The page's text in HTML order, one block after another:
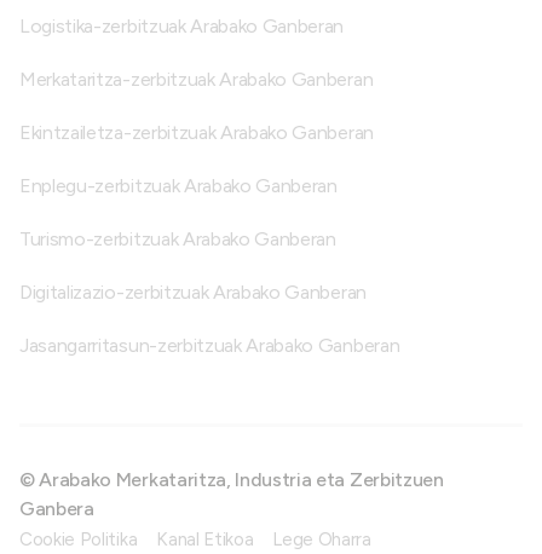
Logistika-zerbitzuak Arabako Ganberan
Merkataritza-zerbitzuak Arabako Ganberan
Ekintzailetza-zerbitzuak Arabako Ganberan
Enplegu-zerbitzuak Arabako Ganberan
Turismo-zerbitzuak Arabako Ganberan
Digitalizazio-zerbitzuak Arabako Ganberan
Jasangarritasun-zerbitzuak Arabako Ganberan
© Arabako Merkataritza, Industria eta Zerbitzuen
Ganbera
Cookie Politika Kanal Etikoa Lege Oharra